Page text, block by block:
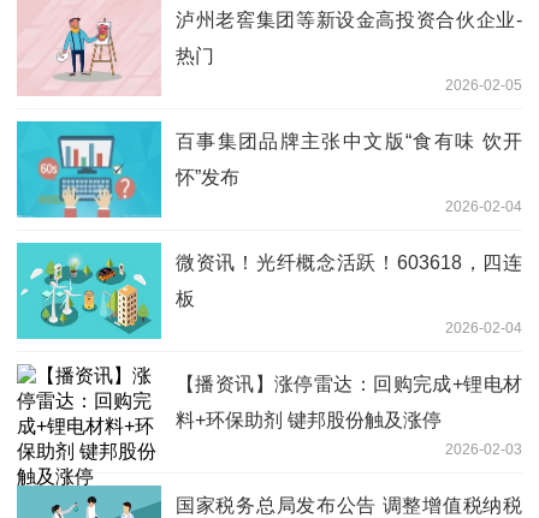
泸州老窖集团等新设金高投资合伙企业-
热门
2026-02-05
百事集团品牌主张中文版“食有味 饮开
怀”发布
2026-02-04
微资讯！光纤概念活跃！603618，四连
板
2026-02-04
【播资讯】涨停雷达：回购完成+锂电材
料+环保助剂 键邦股份触及涨停
2026-02-03
国家税务总局发布公告 调整增值税纳税